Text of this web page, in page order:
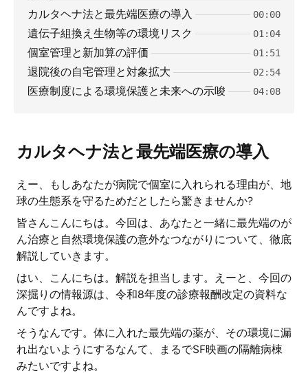
カルタヘナ法と最先端医療の導入 00:00
遺伝子組換え生物等の環境リスク 01:04
個室管理と新加算の評価 01:51
退院後の自宅管理と対象拡大 02:54
医療制度による環境保護と未来への示唆 04:08
カルタヘナ法と最先端医療の導入
えー、もしあなたが病院で個室に入れられる理由が、地
球の生態系を守るためだとしたら驚きませんか?
皆さんこんにちは。今回は、あなたと一緒に最先端のが
ん治療と自然環境保護の意外なつながりについて、徹底
解説していきます。
はい、こんにちは。解説を担当します。えーと、今回の
深掘りの情報源は、令和8年度の診療報酬改定の資料な
んですよね。
そうなんです。体に入れた最先端の薬が、その環境に漏
れ出ないようにするなんて、まるでSF映画の隔離病棟
みたいですよね。